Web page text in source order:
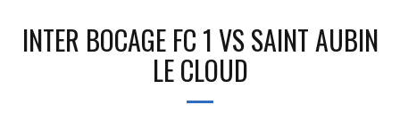
INTER BOCAGE FC 1 VS SAINT AUBIN
LE CLOUD